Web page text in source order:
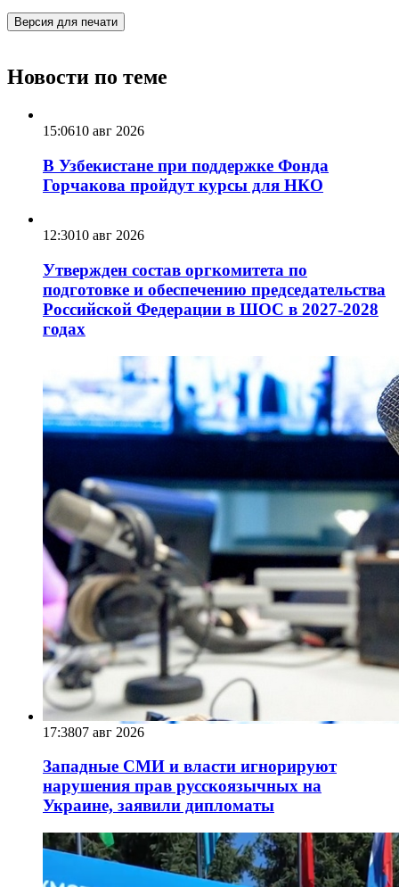
Версия для печати
Новости по теме
15:0610 авг 2026
В Узбекистане при поддержке Фонда
Горчакова пройдут курсы для НКО
12:3010 авг 2026
Утвержден состав оргкомитета по
подготовке и обеспечению председательства
Российской Федерации в ШОС в 2027-2028
годах
17:3807 авг 2026
Западные СМИ и власти игнорируют
нарушения прав русскоязычных на
Украине, заявили дипломаты